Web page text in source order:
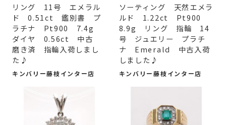
リング 11号 エメラル
ド 0.51ct 鑑別書 プ
ラチナ Pt900 7.4g
ダイヤ 0.56ct 中古
磨き済 指輪入荷しまし
た♪
キンバリー藤枝インター店
ソーティング 天然エメラ
ルド 1.22ct Pt900
8.9g リング 指輪 14
号 ジュエリー プラチ
ナ Emerald 中古入荷
しました♪
キンバリー藤枝インター店